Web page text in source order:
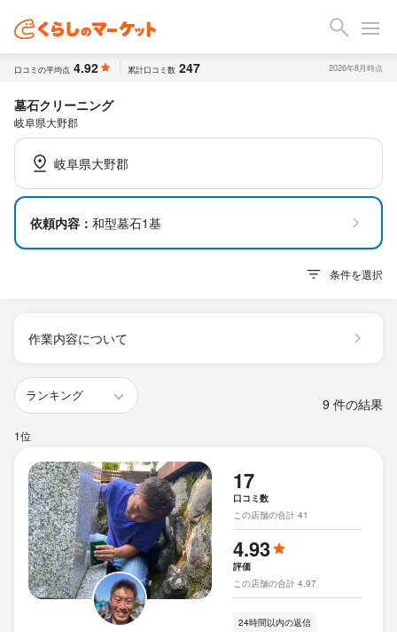
口コミの平均点 4.92 累計口コミ数 247 2026年8月時点
墓石クリーニング
岐阜県大野郡
岐阜県大野郡
依頼内容： 和型墓石1基
条件を選択
作業内容について
9 件の結果
1位
17
口コミ数
この店舗の合計 41
4.93
評価
この店舗の合計 4.97
24時間以内の返信